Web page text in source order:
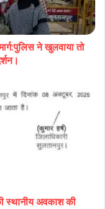
ने खुलवाया तो
स्थानीय अवकाश की